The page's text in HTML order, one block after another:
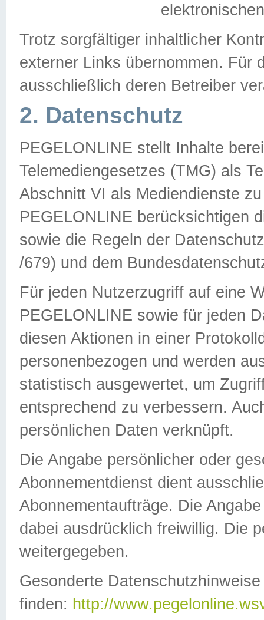
Trotz sorgfältiger inhaltlicher
externer Links übernommen. Für
ausschließlich deren Betreiber
2. Datenschutz
PEGELONLINE stellt Inhalte
Telemediengesetzes (TMG) als
Abschnitt VI als Mediendienste
PEGELONLINE berücksichtigen
sowie die Regeln der
/679) und dem
Für jeden Nutzerzugriff auf eine
PEGELONLINE sowie für jeden
diesen Aktionen in einer
personenbezogen und werden
statistisch ausgewertet, um
entsprechend zu verbessern.
persönlichen Daten verknüpft.
Die Angabe persönlicher oder
Abonnementdienst dient
Abonnementaufträge. Die
dabei ausdrücklich freiwillig. Die
weitergegeben.
Gesonderte
finden: http://